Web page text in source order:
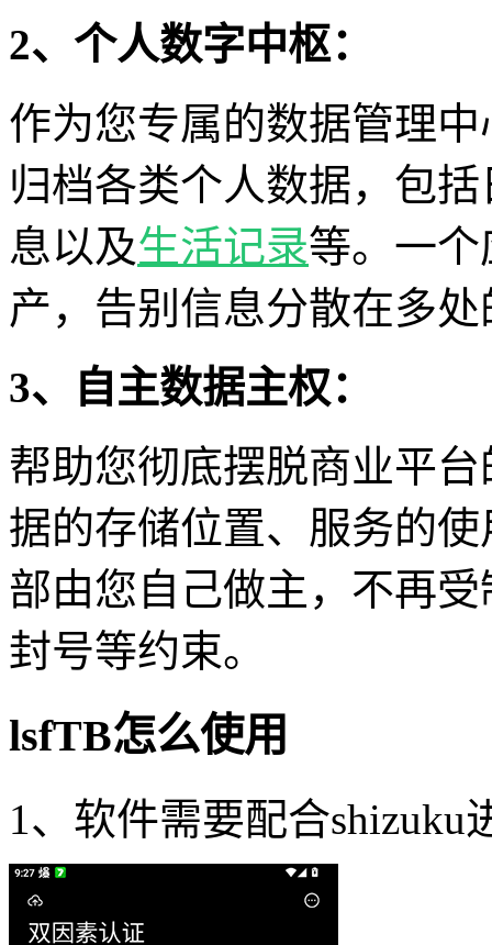
2、个人数字中枢：
作为您专属的数据管理
归档各类个人数据，包
息以及生活记录等。一
产，告别信息分散在多
3、自主数据主权：
帮助您彻底摆脱商业平
据的存储位置、服务的
部由您自己做主，不再
封号等约束。
lsfTB怎么使用
1、软件需要配合shizuku